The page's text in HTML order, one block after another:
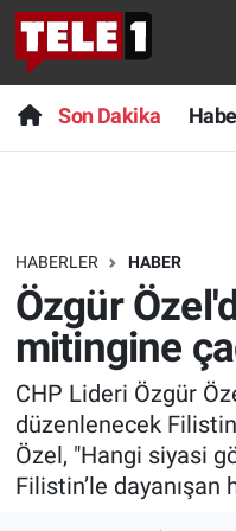
Son Dakika
HABERLER HABER
Özgür
mitingine
CHP Lideri Özgür
düzenlenecek
Özel, "Hangi siyasi
Filistin’le
Anında Manşet
Başka Sohbetler
Bilim turu
Bilim ve Teknoloji
Doğa Konuşuyor
Dünya
Son Dakika
Haber
Dünya
Teknoloji
Sağlık
Spor
Nöbetçi Eczaneler
Hava Durumu
Trafik Durumu
Süper Lig Puan
Tüm Manşetler
Son Dakika